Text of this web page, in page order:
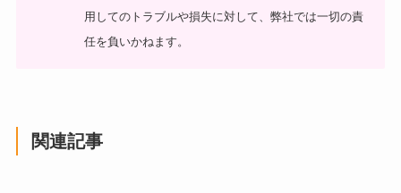
用してのトラブルや損失に対して、弊社では一切の責
任を負いかねます。
関連記事